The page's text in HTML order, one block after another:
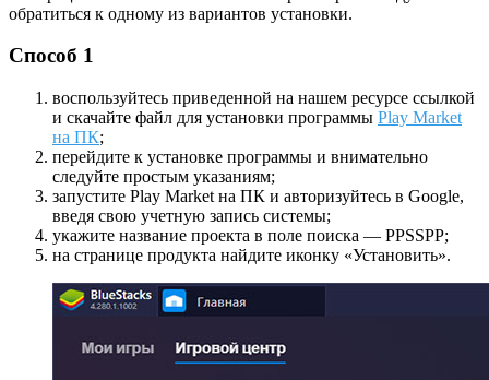
обратиться к одному из вариантов установки.
Способ 1
воспользуйтесь приведенной на нашем ресурсе ссылкой
и скачайте файл для установки программы Play Market
на ПК;
перейдите к установке программы и внимательно
следуйте простым указаниям;
запустите Play Market на ПК и авторизуйтесь в Google,
введя свою учетную запись системы;
укажите название проекта в поле поиска — PPSSPP;
на странице продукта найдите иконку «Установить».